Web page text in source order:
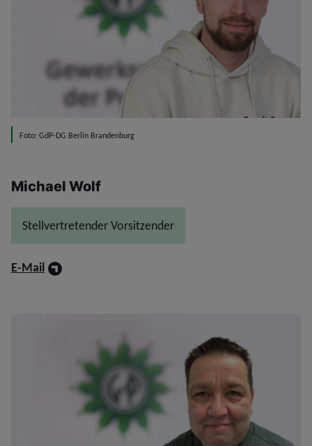
Foto: GdP-DG Berlin Brandenburg
Michael Wolf
Stellvertretender Vorsitzender
E-Mail